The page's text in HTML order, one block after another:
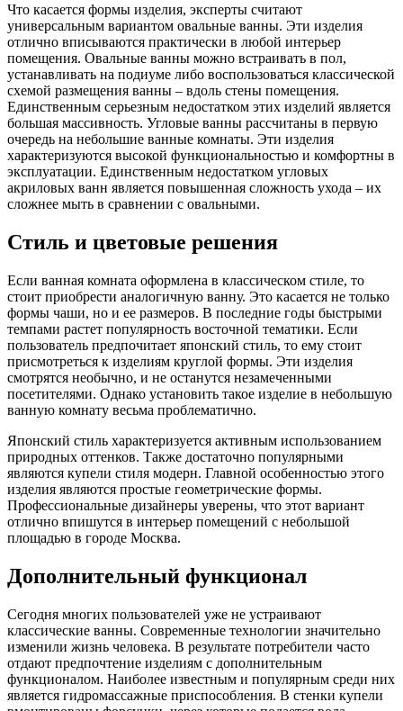
Что касается формы изделия, эксперты считают
универсальным вариантом овальные ванны. Эти изделия
отлично вписываются практически в любой интерьер
помещения. Овальные ванны можно встраивать в пол,
устанавливать на подиуме либо воспользоваться классической
схемой размещения ванны – вдоль стены помещения.
Единственным серьезным недостатком этих изделий является
большая массивность. Угловые ванны рассчитаны в первую
очередь на небольшие ванные комнаты. Эти изделия
характеризуются высокой функциональностью и комфортны в
эксплуатации. Единственным недостатком угловых
акриловых ванн является повышенная сложность ухода – их
сложнее мыть в сравнении с овальными.
Стиль и цветовые решения
Если ванная комната оформлена в классическом стиле, то
стоит приобрести аналогичную ванну. Это касается не только
формы чаши, но и ее размеров. В последние годы быстрыми
темпами растет популярность восточной тематики. Если
пользователь предпочитает японский стиль, то ему стоит
присмотреться к изделиям круглой формы. Эти изделия
смотрятся необычно, и не останутся незамеченными
посетителями. Однако установить такое изделие в небольшую
ванную комнату весьма проблематично.
Японский стиль характеризуется активным использованием
природных оттенков. Также достаточно популярными
являются купели стиля модерн. Главной особенностью этого
изделия являются простые геометрические формы.
Профессиональные дизайнеры уверены, что этот вариант
отлично впишутся в интерьер помещений с небольшой
площадью в городе Москва.
Дополнительный функционал
Сегодня многих пользователей уже не устраивают
классические ванны. Современные технологии значительно
изменили жизнь человека. В результате потребители часто
отдают предпочтение изделиям с дополнительным
функционалом. Наиболее известным и популярным среди них
является гидромассажные приспособления. В стенки купели